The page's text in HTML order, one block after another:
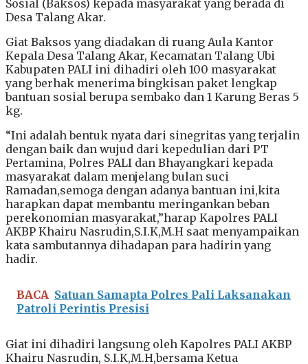
Sosial (Baksos) kepada masyarakat yang berada di
Desa Talang Akar.
Giat Baksos yang diadakan di ruang Aula Kantor
Kepala Desa Talang Akar, Kecamatan Talang Ubi
Kabupaten PALI ini dihadiri oleh 100 masyarakat
yang berhak menerima bingkisan paket lengkap
bantuan sosial berupa sembako dan 1 Karung Beras 5
kg.
“Ini adalah bentuk nyata dari sinegritas yang terjalin
dengan baik dan wujud dari kepedulian dari PT
Pertamina, Polres PALI dan Bhayangkari kepada
masyarakat dalam menjelang bulan suci
Ramadan,semoga dengan adanya bantuan ini,kita
harapkan dapat membantu meringankan beban
perekonomian masyarakat,”harap Kapolres PALI
AKBP Khairu Nasrudin,S.I.K,M.H saat menyampaikan
kata sambutannya dihadapan para hadirin yang
hadir.
BACA Satuan Samapta Polres Pali Laksanakan
Patroli Perintis Presisi
Giat ini dihadiri langsung oleh Kapolres PALI AKBP
Khairu Nasrudin, S.I.K,M.H,bersama Ketua